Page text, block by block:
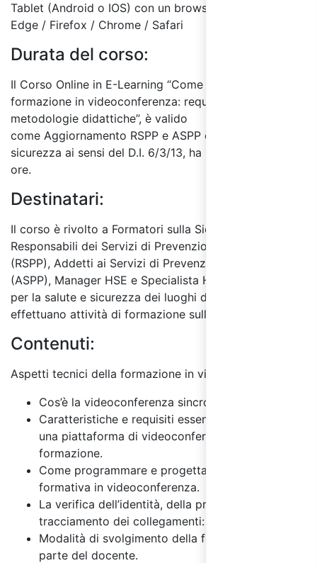
Tablet (Android o IOS) con un browser a scelta tra:
Edge / Firefox / Chrome / Safari
Durata del corso:
Il Corso Online in E-Learning “Come si eroga la
formazione in videoconferenza: requisiti, tecniche e
metodologie didattiche”, è valido
come Aggiornamento RSPP e ASPP e formatori sulla
sicurezza ai sensi del D.I. 6/3/13, ha una durata di 3
ore.
Destinatari:
Il corso è rivolto a Formatori sulla Sicurezza,
Responsabili dei Servizi di Prevenzione e Protezione
(RSPP), Addetti ai Servizi di Prevenzione e Protezione
(ASPP), Manager HSE e Specialista HSE, Consulenti
per la salute e sicurezza dei luoghi di lavoro che
effettuano attività di formazione sulla sicurezza.
Contenuti:
Aspetti tecnici della formazione in videoconferenza
Cos’è la videoconferenza sincrona.
Caratteristiche e requisiti essenziali di
una piattaforma di videoconferenza per la
formazione.
Come programmare e progettare l’attività
formativa in videoconferenza.
La verifica dell’identità, della presenza e
tracciamento dei collegamenti: metodi e requisiti
Modalità di svolgimento della formazione da
parte del docente.